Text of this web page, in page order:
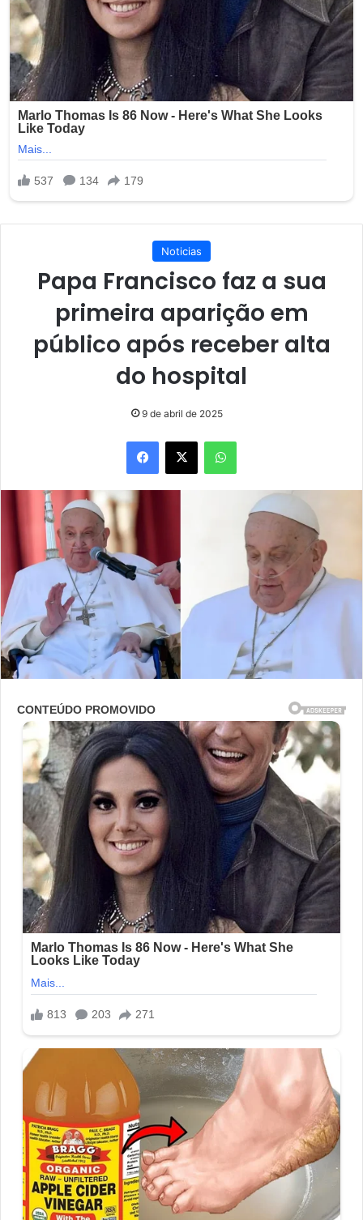
Noticias
Papa Francisco faz a sua
primeira aparição em
público após receber alta
do hospital
9 de abril de 2025
Facebook
X WhatsApp